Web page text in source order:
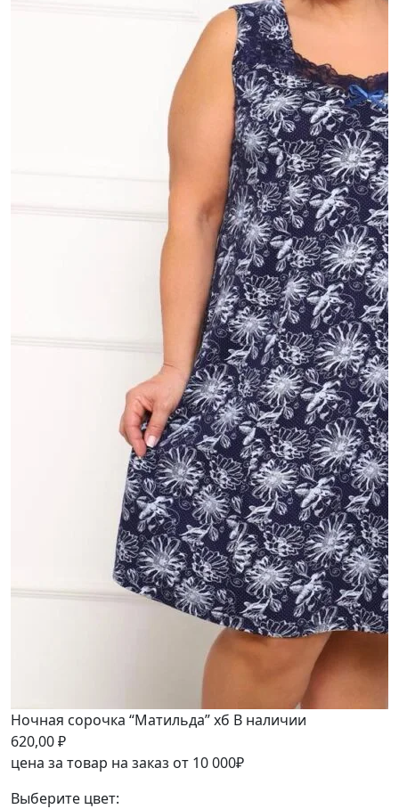
Ночная сорочка “Матильда” хб В наличии
620,00₽
цена за товар на заказ от 10 000₽
Выберите цвет: